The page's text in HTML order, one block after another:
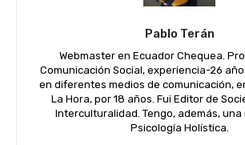
Pablo Terán
Webmaster en Ecuador Chequea.
Comunicación Social, experiencia-26
en diferentes medios de comunicación,
La Hora, por 18 años. Fui Editor de
Interculturalidad. Tengo, además, una
Psicología Holística.